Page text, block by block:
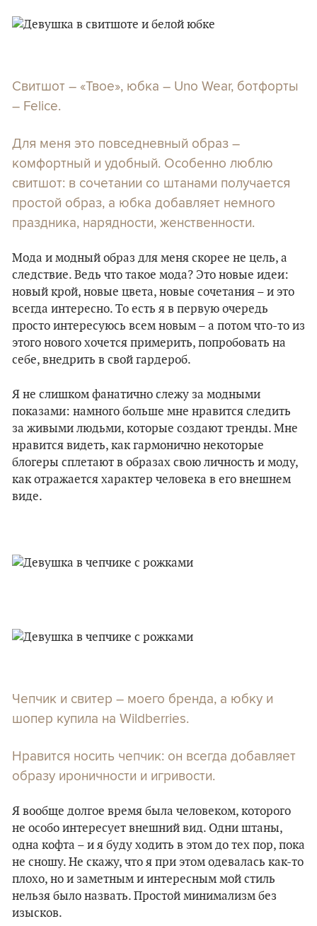
Свитшот – «Твое», юбка – Uno Wear, ботфорты
– Felice.
Для меня это повседневный образ –
комфортный и удобный. Особенно люблю
свитшот: в сочетании со штанами получается
простой образ, а юбка добавляет немного
праздника, нарядности, женственности.
Мода и модный образ для меня скорее не цель, а
следствие. Ведь что такое мода? Это новые идеи:
новый крой, новые цвета, новые сочетания – и это
всегда интересно. То есть я в первую очередь
просто интересуюсь всем новым – а потом что-то из
этого нового хочется примерить, попробовать на
себе, внедрить в свой гардероб.
Я не слишком фанатично слежу за модными
показами: намного больше мне нравится следить
за живыми людьми, которые создают тренды. Мне
нравится видеть, как гармонично некоторые
блогеры сплетают в образах свою личность и моду,
как отражается характер человека в его внешнем
виде.
Чепчик и свитер – моего бренда, а юбку и
шопер купила на Wildberries.
Нравится носить чепчик: он всегда добавляет
образу ироничности и игривости.
Я вообще долгое время была человеком, которого
не особо интересует внешний вид. Одни штаны,
одна кофта – и я буду ходить в этом до тех пор, пока
не сношу. Не скажу, что я при этом одевалась как-то
плохо, но и заметным и интересным мой стиль
нельзя было назвать. Простой минимализм без
изысков.